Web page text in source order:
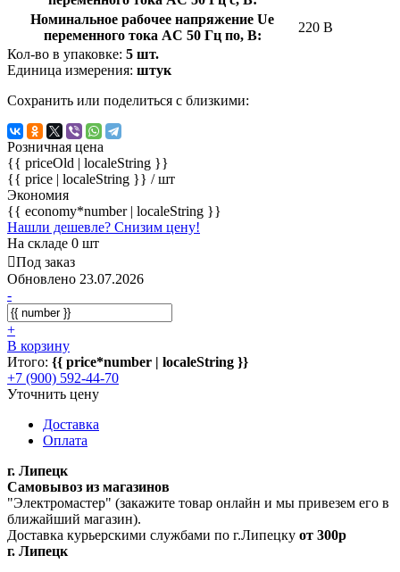
Номинальное рабочее напряжение Ue
переменного тока AC 50 Гц по, В:
220 В
Кол-во в упаковке: 5 шт.
Единица измерения: штук
Сохранить или поделиться с близкими:
Розничная цена
{{ priceOld | localeString }}
{{ price | localeString }} / шт
Экономия
{{ economy*number | localeString }}
Нашли дешевле? Снизим цену!
На складе 0 шт
Под заказ
Обновлено 23.07.2026
-
+
В корзину
Итого: {{ price*number | localeString }}
+7 (900) 592-44-70
Уточнить цену
Доставка
Оплата
г. Липецк
Самовывоз из магазинов
"Электромастер" (закажите товар онлайн и мы привезем его в
ближайший магазин).
Доставка курьерскими службами по г.Липецку от 300р
г. Липецк